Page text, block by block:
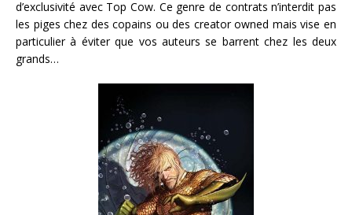
d’exclusivité avec Top Cow. Ce genre de contrats n’interdit pas
les piges chez des copains ou des creator owned mais vise en
particulier à éviter que vos auteurs se barrent chez les deux
grands…